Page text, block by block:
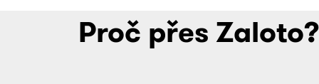
Proč přes Zaloto?